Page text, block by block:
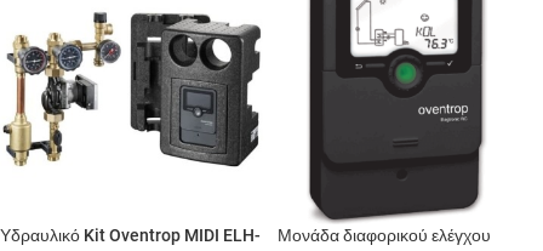
Υδραυλικό Kit Oventrop MIDI ELH-
Μονάδα διαφορικού ελέγχου